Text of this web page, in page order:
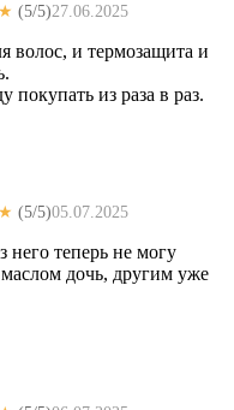
(5/5)27.06.2025
волос, и термозащита и
покупать из раза в раз.
(5/5)05.07.2025
него теперь не могу
маслом дочь, другим уже